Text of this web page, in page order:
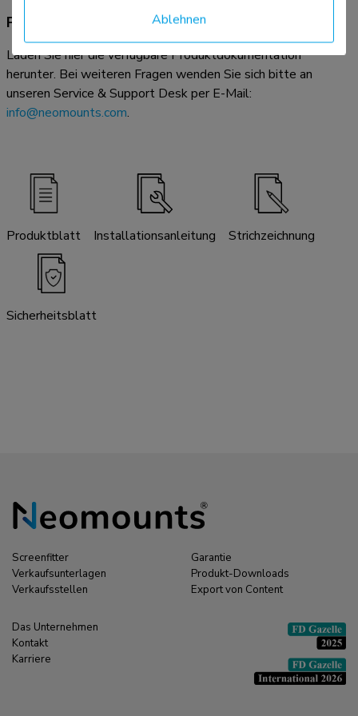
Produktdokumentation
Laden Sie hier die verfügbare Produktdokumentation
herunter. Bei weiteren Fragen wenden Sie sich bitte an
unseren Service & Support Desk per E-Mail:
info@neomounts.com.
Produktblatt Installationsanleitung Strichzeichnung
Sicherheitsblatt
Screenfitter
Verkaufsunterlagen
Verkaufsstellen
Garantie
Produkt-Downloads
Export von Content
Das Unternehmen
Kontakt
Karriere
Ablehnen